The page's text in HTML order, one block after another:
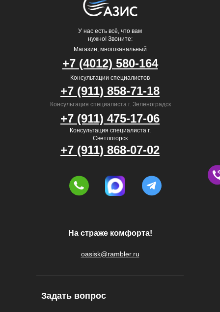
oasisk@rambler.ru
У нас есть всё, что вам
нужно! Звоните:
На страже комфорта!
Магазин, многоканальный
Консультация специалиста г.
Светлогорск
Консультация специалиста г. Зеленоградск
Консультации специалистов
+7 (911) 858-71-18
+7 (911) 475-17-06
+7 (911) 868-07-02
+7 (4012) 580-164
Задать вопрос